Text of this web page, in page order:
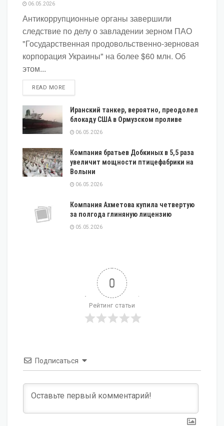
06.05.2026
Антикоррупционные органы завершили
следствие по делу о завладении зерном ПАО
"Государственная продовольственно-зерновая
корпорация Украины" на более $60 млн. Об
этом...
READ MOREDETAILS
Иранский танкер, вероятно, преодолел
блокаду США в Ормузском проливе
06.05.2026
Компания братьев Добкиных в 5,5 раза
увеличит мощности птицефабрики на
Волыни
06.05.2026
Компания Ахметова купила четвертую
за полгода глиняную лицензию
05.05.2026
0
Рейтинг статьи
Подписаться